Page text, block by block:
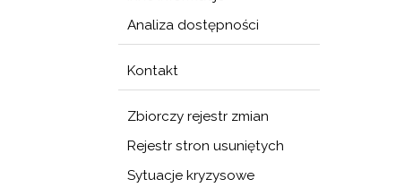
Analiza dostępności
Kontakt
Zbiorczy rejestr zmian
Rejestr stron usuniętych
Sytuacje kryzysowe